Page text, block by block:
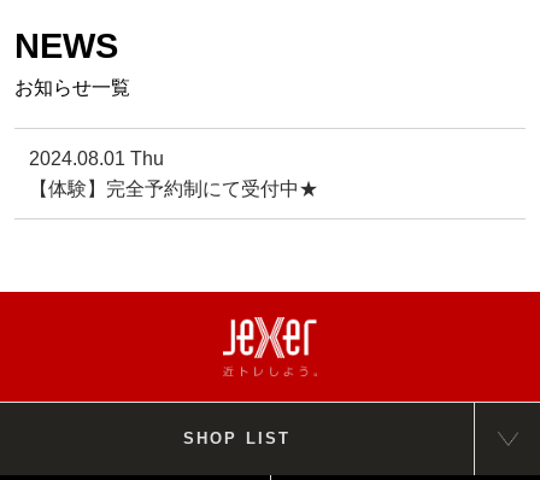
NEWS
お知らせ一覧
2024.08.01 Thu
【体験】完全予約制にて受付中★
SHOP LIST